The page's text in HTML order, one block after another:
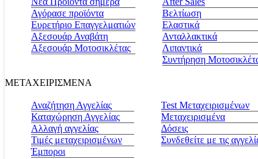
Αγόρασε προϊόντα
Ευρετήριο Επαγγελματιών
Αξεσουάρ Αναβάτη
Αξεσουάρ Μοτοσικλέτας
Βελτίωση
Ελαστικά
Ανταλλακτικά
Λιπαντικά
Συντήρηση
ΜΕΤΑΧΕΙΡΙΣΜΕΝΑ
Αναζήτηση Αγγελίας
Καταχώρηση Αγγελίας
Αλλαγή αγγελίας
Τιμές μεταχειρισμένων
Έμποροι
Test Μεταχειρισμένων
Μεταχειρισμένα
Δόσεις
Συνδεθείτε με τις